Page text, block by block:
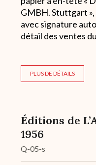
GMBH. Stuttgart
avec signature
détail des ventes
PLUS DE DÉTAILS
Éditions de
1956
Q-05-s